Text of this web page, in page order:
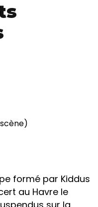
formé par Kiddus
au Havre le